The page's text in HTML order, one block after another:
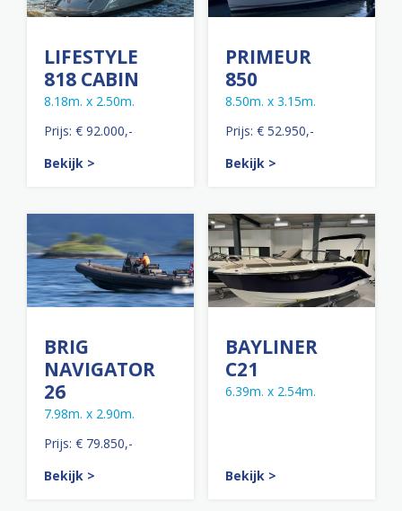
LIFESTYLE
818 CABIN
8.18m. x 2.50m.
Prijs: € 92.000,-
Bekijk >
PRIMEUR
850
8.50m. x 3.15m.
Prijs: € 52.950,-
Bekijk >
BRIG
NAVIGATOR
26
7.98m. x 2.90m.
Prijs: € 79.850,-
Bekijk >
BAYLINER
C21
6.39m. x 2.54m.
Bekijk >